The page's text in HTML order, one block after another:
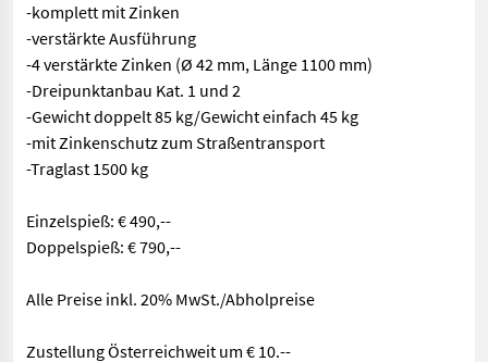
-komplett mit Zinken
-verstärkte Ausführung
-4 verstärkte Zinken (Ø 42 mm, Länge 1100 mm)
-Dreipunktanbau Kat. 1 und 2
-Gewicht doppelt 85 kg/Gewicht einfach 45 kg
-mit Zinkenschutz zum Straßentransport
-Traglast 1500 kg
Einzelspieß: € 490,--
Doppelspieß: € 790,--
Alle Preise inkl. 20% MwSt./Abholpreise
Zustellung Österreichweit um € 10.--